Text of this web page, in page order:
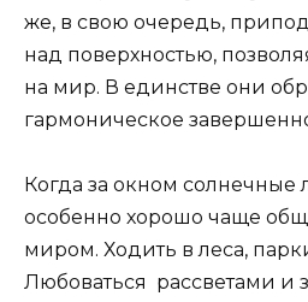
же, в свою очередь,
над поверхностью,
на мир. В единстве они
гармоническое
Когда за окном солнечные
особенно хорошо чаще
миром. Ходить в леса,
Любоваться рассветами и